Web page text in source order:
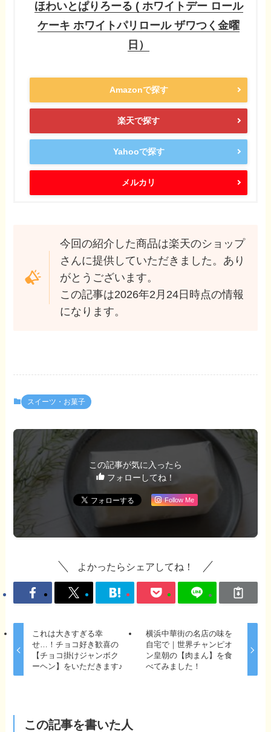
ほわいとぱりろーる ( ホワイトデー ロール
ケーキ ホワイトパリロール ザワつく金曜
日）
Amazonで探す
楽天で探す
Yahooで探す
メルカリ
今回の紹介した商品は楽天のショップ
さんに提供していただきました。あり
がとうございます。
この記事は2026年2月24日時点の情報
になります。
スイーツ・お菓子
この記事が気に入ったら
フォローしてね！
Follow Me
よかったらシェアしてね！
これは大きすぎる幸
せ…！チョコ好き歓喜の
【チョコ掛けジャンボク
ーヘン】をいただきます♪
横浜中華街の名店の味を
自宅で｜世界チャンピオ
ン皇朝の【肉まん】を食
べてみました！
この記事を書いた人